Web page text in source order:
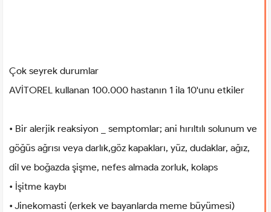
Çok seyrek durumlar
AVİTOREL kullanan 100.000 hastanın 1 ila 10'unu etkiler
• Bir alerjik reaksiyon _ semptomlar; ani hırıltılı solunum ve
göğüs ağrısı veya darlık,göz kapakları, yüz, dudaklar, ağız,
dil ve boğazda şişme, nefes almada zorluk, kolaps
• İşitme kaybı
• Jinekomasti (erkek ve bayanlarda meme büyümesi)